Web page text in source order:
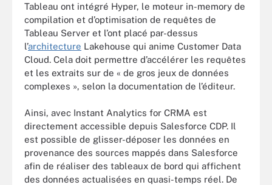
Tableau ont intégré Hyper, le moteur in-memory de
compilation et d’optimisation de requêtes de
Tableau Server et l’ont placé par-dessus
l’architecture Lakehouse qui anime Customer Data
Cloud. Cela doit permettre d’accélérer les requêtes
et les extraits sur de « de gros jeux de données
complexes », selon la documentation de l’éditeur.
Ainsi, avec Instant Analytics for CRMA est
directement accessible depuis Salesforce CDP. Il
est possible de glisser-déposer les données en
provenance des sources mappés dans Salesforce
afin de réaliser des tableaux de bord qui affichent
des données actualisées en quasi-temps réel. De